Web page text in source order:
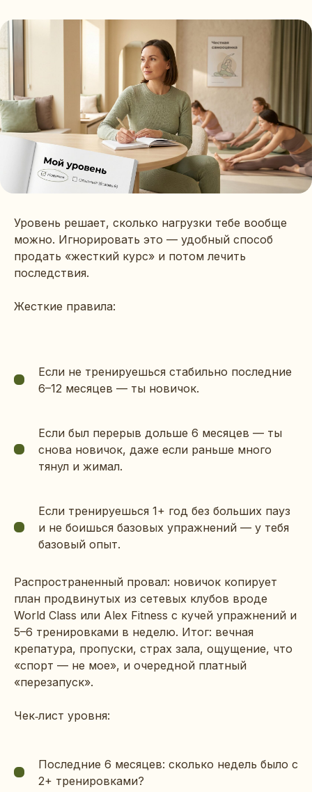
Уровень решает, сколько нагрузки тебе вообще
можно. Игнорировать это — удобный способ
продать «жесткий курс» и потом лечить
последствия.
Жесткие правила:
Если не тренируешься стабильно последние
6–12 месяцев — ты новичок.
Если был перерыв дольше 6 месяцев — ты
снова новичок, даже если раньше много
тянул и жимал.
Если тренируешься 1+ год без больших пауз
и не боишься базовых упражнений — у тебя
базовый опыт.
Распространенный провал: новичок копирует
план продвинутых из сетевых клубов вроде
World Class или Alex Fitness с кучей упражнений и
5–6 тренировками в неделю. Итог: вечная
крепатура, пропуски, страх зала, ощущение, что
«спорт — не мое», и очередной платный
«перезапуск».
Чек‑лист уровня:
Последние 6 месяцев: сколько недель было с
2+ тренировками?